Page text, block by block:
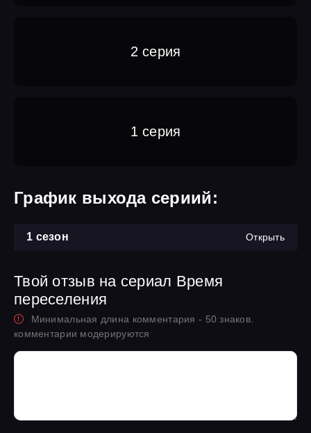
2 серия
1 серия
График выхода сериий:
1 сезон Открыть
Твой отзыв на сериал Время
переселения
Минимальная длина комментария - 50 знаков.
комментарии модерируются